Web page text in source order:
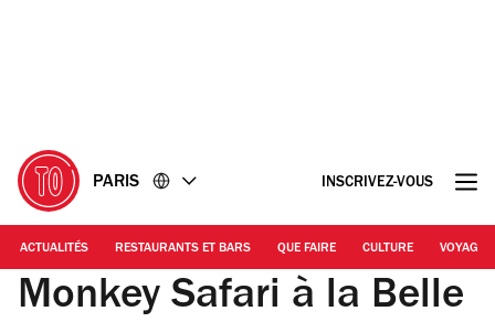
PARIS INSCRIVEZ-VOUS
ACTUALITÉS RESTAURANTS ET BARS QUE FAIRE CULTURE VOYAGE
Monkey Safari à la Belle